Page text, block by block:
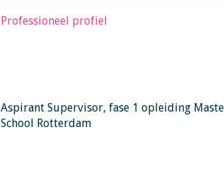
Professioneel profiel
Aspirant Supervisor, fase 1 opleiding
School Rotterdam